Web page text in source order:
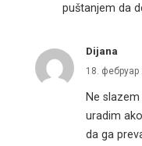
puštanjem da
Dijana
18. фебруар
Ne
uradim
da ga